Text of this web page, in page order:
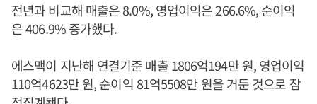
전년과 비교해 매출은 8.0%, 영업이익은 266.6%, 순이익
은 406.9% 증가했다.
에스맥이 지난해 연결기준 매출 1806억194만 원, 영업이익
110억4623만 원, 순이익 81억5508만 원을 거둔 것으로 잠